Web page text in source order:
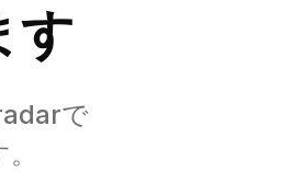
す
で